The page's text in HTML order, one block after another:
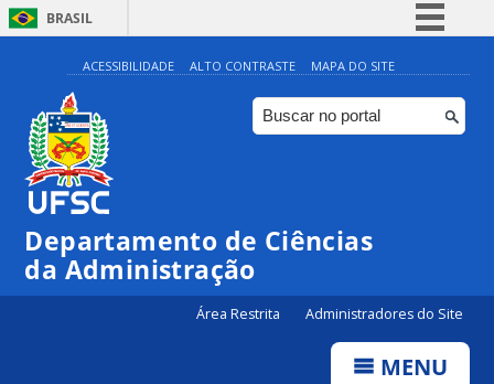
BRASIL
Simplifique!
Comunica BR
Participe
Canais
ACESSIBILIDADE ALTO CONTRASTE MAPA DO SITE
Departamento de Ciências
da Administração
Área Restrita Administradores do Site
MENU